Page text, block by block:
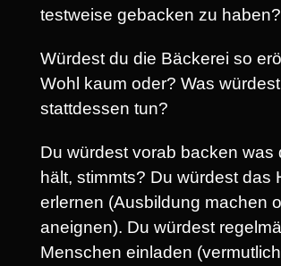
testweise gebacken zu haben?
Würdest du die Bäckerei so
Wohl kaum oder? Was
stattdessen tun?
Du würdest vorab backen was
hält, stimmts? Du würdest das
erlernen (Ausbildung machen
aneignen). Du würdest
Menschen einladen